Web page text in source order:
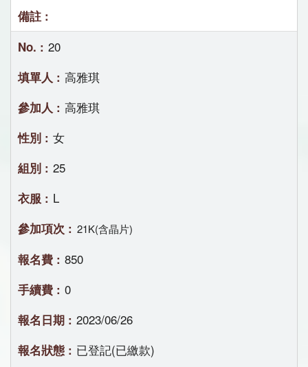
20
高雅琪
高雅琪
女
25
L
21K(含晶片)
850
0
2023/06/26
已登記(已繳款)